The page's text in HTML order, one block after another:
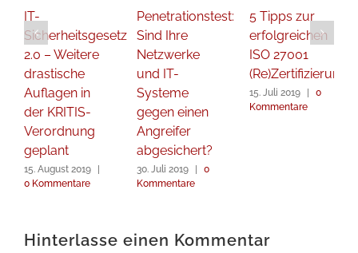
IT-
Sicherheitsgesetz
2.0 – Weitere
drastische
Auflagen in
der KRITIS-
Verordnung
geplant
15. August 2019
0 Kommentare
Penetrationstest:
Sind Ihre
Netzwerke
und IT-
Systeme
gegen einen
Angreifer
abgesichert?
30. Juli 2019
0
Kommentare
5 Tipps zur
erfolgreichen
ISO 27001
(Re)Zertifizierung
15. Juli 2019
0
Kommentare
Hinterlasse einen Kommentar